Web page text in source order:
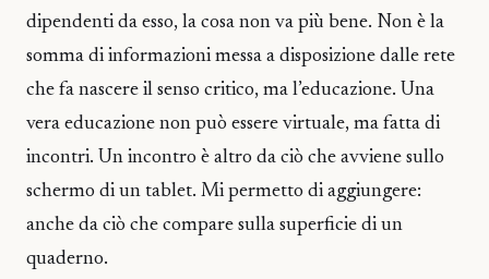
dipendenti da esso, la cosa non va più bene. Non è la
somma di informazioni messa a disposizione dalle rete
che fa nascere il senso critico, ma l’educazione. Una
vera educazione non può essere virtuale, ma fatta di
incontri. Un incontro è altro da ciò che avviene sullo
schermo di un tablet. Mi permetto di aggiungere:
anche da ciò che compare sulla superficie di un
quaderno.